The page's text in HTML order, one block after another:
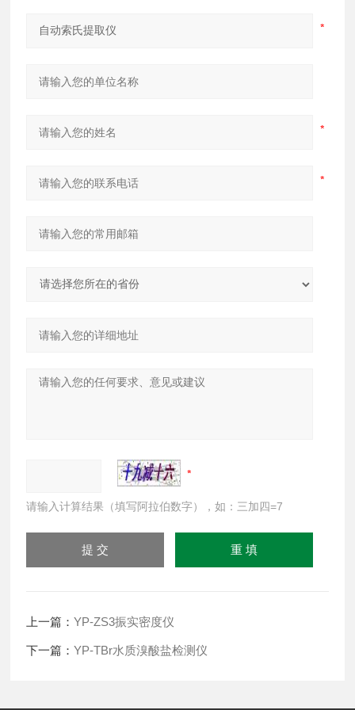
请输入计算结果（填写阿拉伯数字），如：三加四=7
上一篇：YP-ZS3振实密度仪
下一篇：YP-TBr水质溴酸盐检测仪